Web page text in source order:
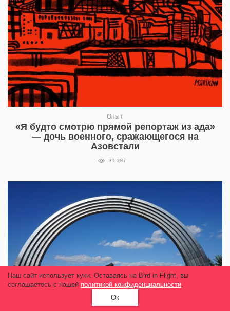
Опыт
«Я будто смотрю прямой репортаж из ада»
— дочь военного, сражающегося на
Азовстали
39 287
Наш сайт использует куки. Оставаясь на Bird in Flight, вы
соглашаетесь с нашей политикой конфиденциальности.
Ок